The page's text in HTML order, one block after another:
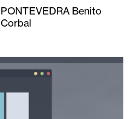
PONTEVEDRA Benito
Corbal